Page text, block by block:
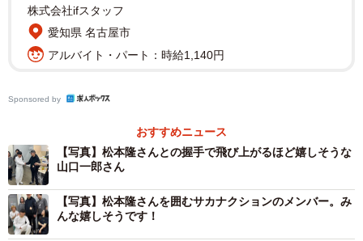
株式会社ifスタッフ
愛知県 名古屋市
アルバイト・パート：時給1,140円
Sponsored by
おすすめニュース
【写真】松本隆さんとの握手で飛び上がるほど嬉しそうな
山口一郎さん
【写真】松本隆さんを囲むサカナクションのメンバー。み
んな嬉しそうです！